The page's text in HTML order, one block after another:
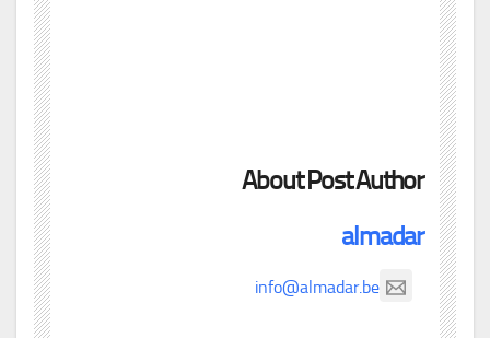
About Post Author
almadar
info@almadar.be